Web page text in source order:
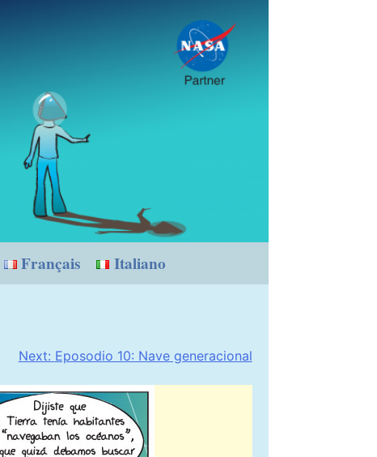
Français Italiano
Next: Eposodio 10: Nave generacional